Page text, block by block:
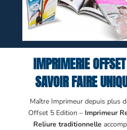
IMPRIMERIE
SAVOIR FAIRE
Maître Imprimeur depuis plus
Offset 5 Edition – Imprimeur
Reliure traditionnelle